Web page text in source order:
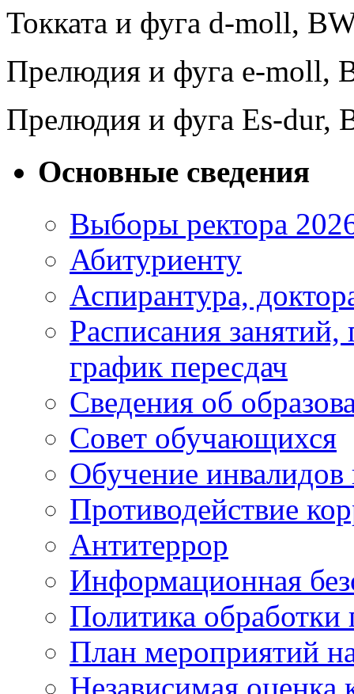
Токката и фуга d-moll,
Прелюдия и фуга e-moll,
Прелюдия и фуга Es-dur,
Основные сведения
Выборы ректора
Абитуриенту
Аспирантура,
Расписания
график пересдач
Сведения об
Совет обучающихся
Обучение
Противодействие
Антитеррор
Информационная
Политика
План мероприятий